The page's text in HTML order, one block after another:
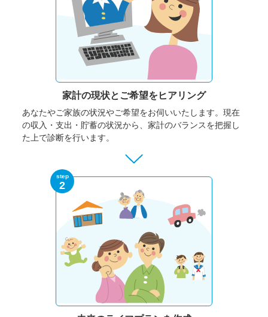
家計の現状と ご希望をヒアリング
あなたやご家族の状況やご希望をお伺いいたします。 現在
の収入・支出・貯蓄の状況から、家計のバランスを把握し
た上で診断を行います。
step
2